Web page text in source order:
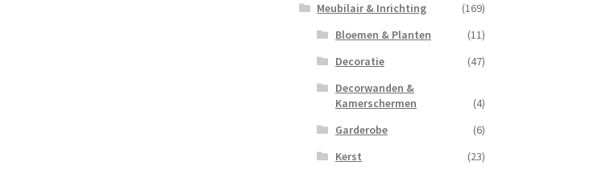
Meubilair & Inrichting
(169)
Bloemen & Planten
(11)
Decoratie
(47)
Decorwanden &
Kamerschermen
(4)
Garderobe
(6)
Kerst
(23)